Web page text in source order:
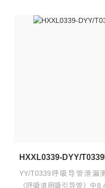
HXXL0339-DYY/
YY/T0339呼吸导管泄漏
《呼吸道用吸引导管》中